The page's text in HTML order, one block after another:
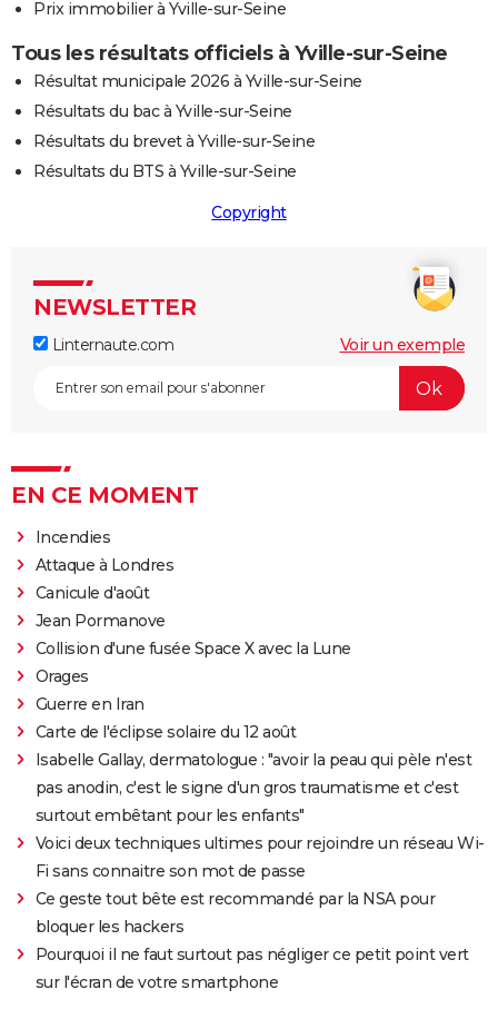
Prix immobilier à Yville-sur-Seine
Tous les résultats officiels à Yville-sur-Seine
Résultat municipale 2026 à Yville-sur-Seine
Résultats du bac à Yville-sur-Seine
Résultats du brevet à Yville-sur-Seine
Résultats du BTS à Yville-sur-Seine
Copyright
NEWSLETTER
Linternaute.com Voir un exemple
EN CE MOMENT
Incendies
Attaque à Londres
Canicule d'août
Jean Pormanove
Collision d'une fusée Space X avec la Lune
Orages
Guerre en Iran
Carte de l'éclipse solaire du 12 août
Isabelle Gallay, dermatologue : "avoir la peau qui pèle n'est
pas anodin, c'est le signe d'un gros traumatisme et c'est
surtout embêtant pour les enfants"
Voici deux techniques ultimes pour rejoindre un réseau Wi-
Fi sans connaitre son mot de passe
Ce geste tout bête est recommandé par la NSA pour
bloquer les hackers
Pourquoi il ne faut surtout pas négliger ce petit point vert
sur l'écran de votre smartphone